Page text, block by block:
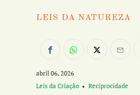
LEIS DA NATUREZA
abril 06, 2026
Leis da Criação
Reciprocidade